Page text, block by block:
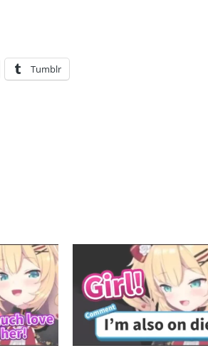
Tumblr